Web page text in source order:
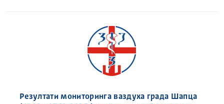
Резултати мониторинга ваздуха града Шапца